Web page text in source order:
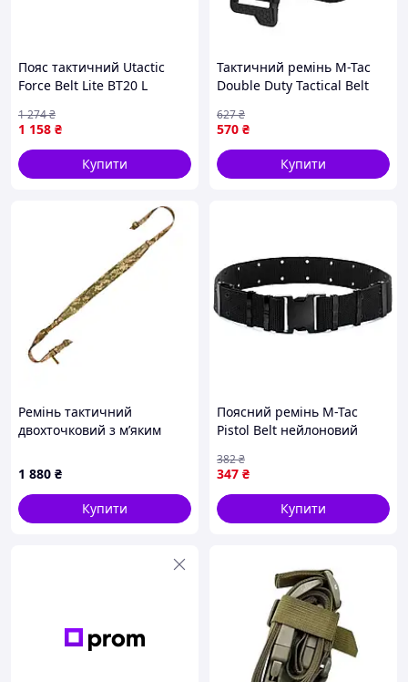
Пояс тактичний Utactic
Force Belt Lite BT20 L
1 158 ₴
1 274₴
Купити
Тактичний ремінь M-Tac
Double Duty Tactical Belt
Black 2XL 1004-TD
570 ₴
627₴
Купити
Ремінь тактичний
двохточковий з м’яким
або напряму через
елементи Піксель ММ14
1 880 ₴
Купити
Поясний ремінь M-Tac
Pistol Belt нейлоновий
пряжкою Black [n-3820]
347 ₴
382₴
Купити